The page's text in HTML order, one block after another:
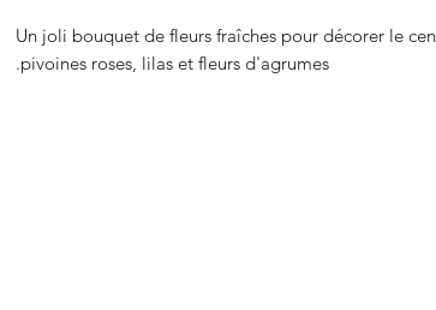
Un joli bouquet de fleurs fraîches pour décorer le
pivoines roses, lilas et fleurs d'agrumes.